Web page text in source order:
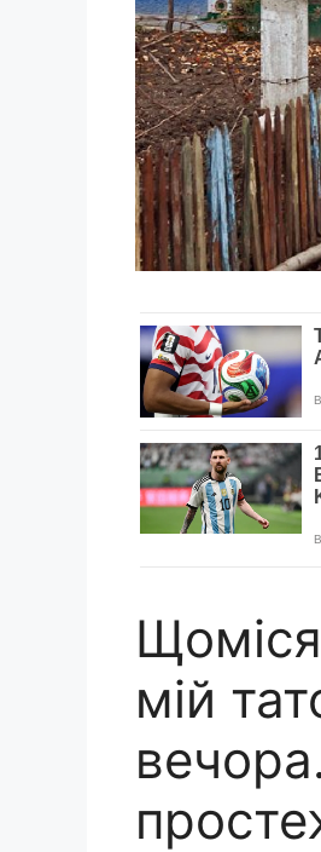
мій